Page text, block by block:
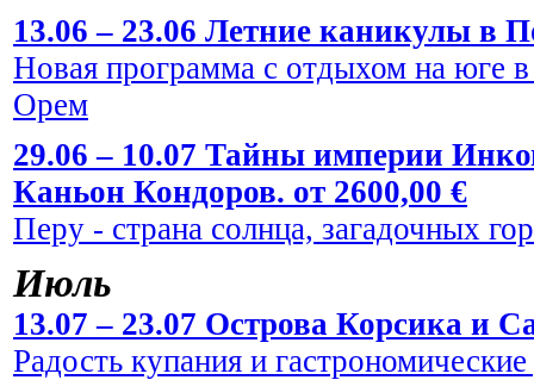
13.06 – 23.06 Летние каникулы в
Новая программа с отдыхом на юге
Орем
29.06 – 10.07 Тайны империи
Каньон Кондоров. от 2600,00 €
Перу - страна солнца, загадочных
Июль
13.07 – 23.07 Острова Корсика и
Радость купания и